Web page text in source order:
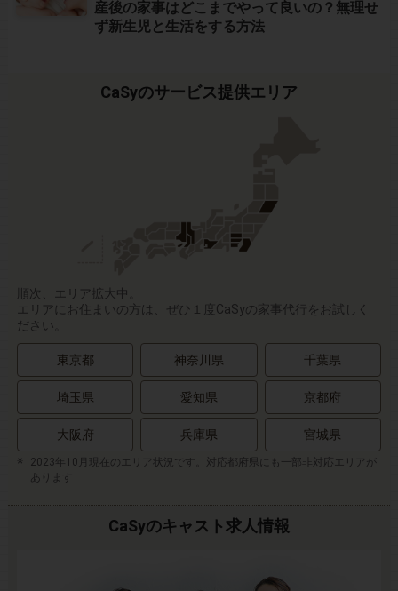
産後の家事はどこまでやって良いの？無理せ
ず新生児と生活をする方法
CaSyのサービス提供エリア
順次、エリア拡大中。
エリアにお住まいの方は、ぜひ１度CaSyの家事代行をお試しく
ださい。
東京都 神奈川県 千葉県
埼玉県 愛知県 京都府
大阪府 兵庫県 宮城県
2023年10月現在のエリア状況です。対応都府県にも一部非対応エリアが
あります
CaSyのキャスト求人情報